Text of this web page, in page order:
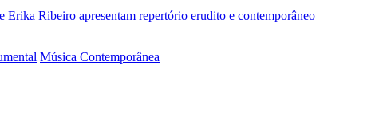
Ribeiro apresentam repertório erudito e contemporâneo
Música Contemporânea